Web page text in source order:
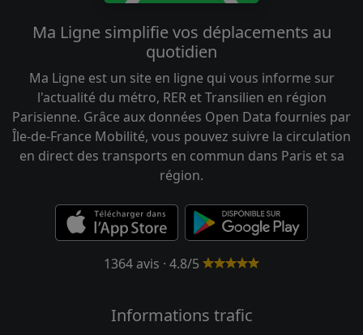
Ma Ligne simplifie vos déplacements au
quotidien
Ma Ligne est un site en ligne qui vous informe sur
l'actualité du métro, RER et Transilien en région
Parisienne. Grâce aux données Open Data fournies par
Île-de-France Mobilité, vous pouvez suivre la circulation
en direct des transports en commun dans Paris et sa
région.
1364 avis · 4.8/5
Informations trafic